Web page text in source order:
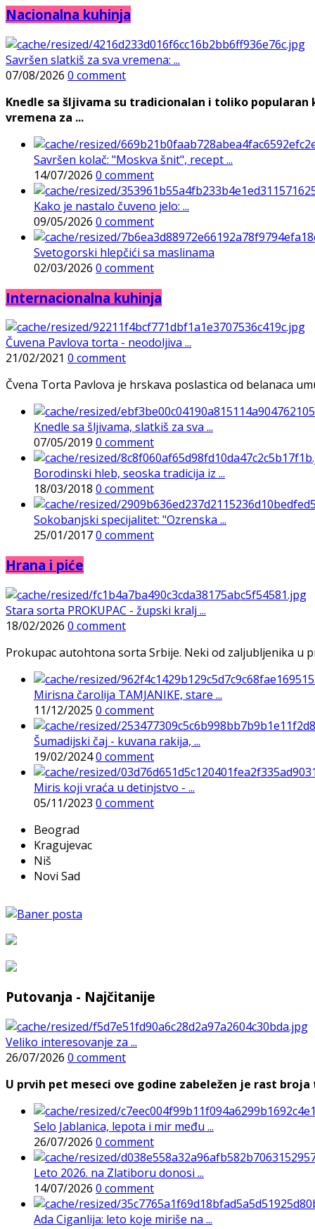
Nacionalna kuhinja
Savršen slatkiš za sva vremena: ...
07/08/2026 0 comment
Knedle sa šljivama su tradicionalan i toliko
vremena za ...
Savršen kolač: "Moskva šnit", recept ...
14/07/2026 0 comment
Kako je nastalo čuveno jelo: ...
09/05/2026 0 comment
Svetogorski hlepčići sa maslinama
02/03/2026 0 comment
Internacionalna kuhinja
Čuvena Pavlova torta - neodoljiva ...
21/02/2021 0 comment
Čvena Torta Pavlova je hrskava poslastica od belanaca
Knedle sa šljivama, slatkiš za sva ...
07/05/2019 0 comment
Borodinski hleb, seoska tradicija iz ...
18/03/2018 0 comment
Sokobanjski specijalitet: "Ozrenska ...
25/01/20170 comment
Hrana i piće
Stara sorta PROKUPAC - župski kralj ...
18/02/2026 0 comment
Prokupac autohtona sorta Srbije. Neki od zaljubljenika u
Mirisna čarolija TAMJANIKE, stare ...
11/12/2025 0 comment
Šumadijski čaj - kuvana rakija, ...
19/02/20240 comment
Miris koji vraća u detinjstvo - ...
05/11/2023 0 comment
Beograd
Kragujevac
Niš
Novi Sad
Putovanja - Najčitanije
Veliko interesovanje za ...
26/07/2026 0 comment
U prvih pet meseci ove godine zabeležen je rast
Selo Jablanica, lepota i mir među ...
26/07/2026 0 comment
Leto 2026. na Zlatiboru donosi ...
14/07/2026 0 comment
Ada Ciganlija: leto koje miriše na ...